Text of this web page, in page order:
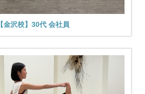
【金沢校】30代 会社員